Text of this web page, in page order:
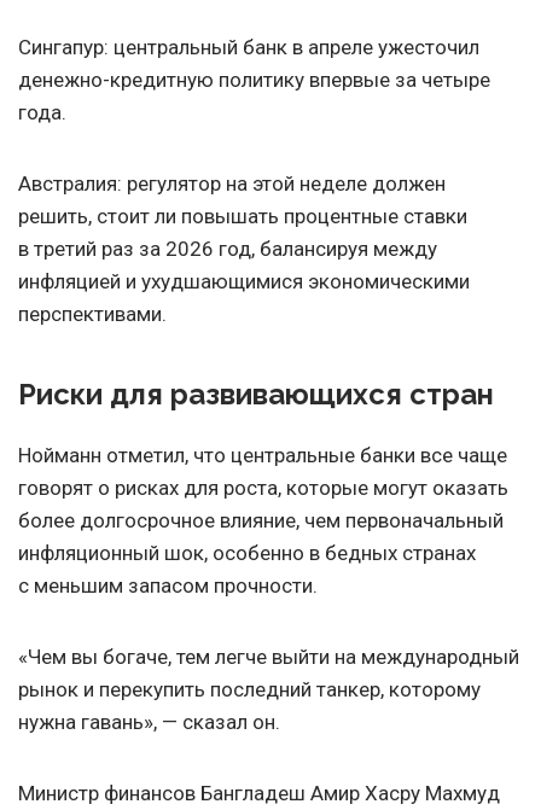
Сингапур: центральный банк в апреле ужесточил
денежно-кредитную политику впервые за четыре
года.
Австралия: регулятор на этой неделе должен
решить, стоит ли повышать процентные ставки
в третий раз за 2026 год, балансируя между
инфляцией и ухудшающимися экономическими
перспективами.
Риски для развивающихся стран
Нойманн отметил, что центральные банки все чаще
говорят о рисках для роста, которые могут оказать
более долгосрочное влияние, чем первоначальный
инфляционный шок, особенно в бедных странах
с меньшим запасом прочности.
«Чем вы богаче, тем легче выйти на международный
рынок и перекупить последний танкер, которому
нужна гавань», — сказал он.
Министр финансов Бангладеш Амир Хасру Махмуд